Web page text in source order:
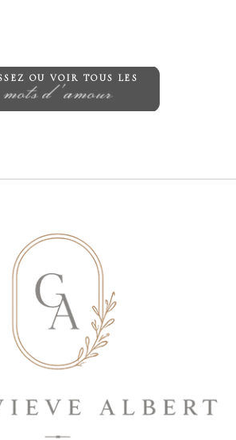
mots d'amour
OU VOIR TOUS LES